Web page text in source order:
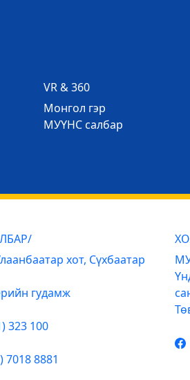
VR & 360
Mонгол гэр
МУҮНС салбар
хот, Сүхбаатар
гудамж
323 100
7018 8881